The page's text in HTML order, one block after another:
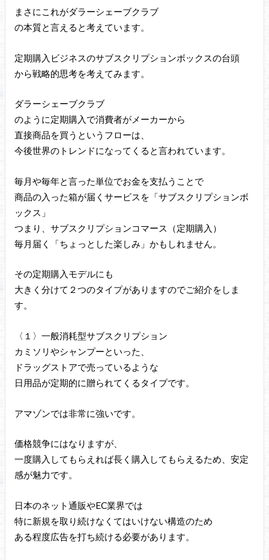
まさにこれがダラーシェーブクラブ
の本質と言えると考えています。
定期購入ビジネスのサブスクリプションボックスの台頭
から戦略的思考を考えてみます。
ダラーシェーブクラブ
のように定期購入で消費者がメーカーから
直接商品を買うというフローは、
今後世界のトレンドになってくると言われています。
毎月や毎年と言った単位でお金を支払うことで
商品の入った箱が届くサービスを「サブスクリプションボ
ックス」
つまり、サブスクリプションコマース（定期購入）
毎月届く「ちょっとした楽しみ」かもしれません。
その定期購入モデルにも
大きく分けて２つのタイプがありますのでご紹介をしま
す。
〈１〉一般消耗型サブスクリプション
カミソリやシャンプーといった、
ドラッグストアで売っているような
日用品が定期的に贈られてくるタイプです。
アマゾンでは非常に強いです。
価格競争にはなりますが、
一度購入してもらえれば長く購入してもらえるため、安定
感が魅力です。
日本のネット通販やEC業界では
特に新規を取り続けなくてはいけない構造のため
ある程度広告を打ち続ける必要があります。